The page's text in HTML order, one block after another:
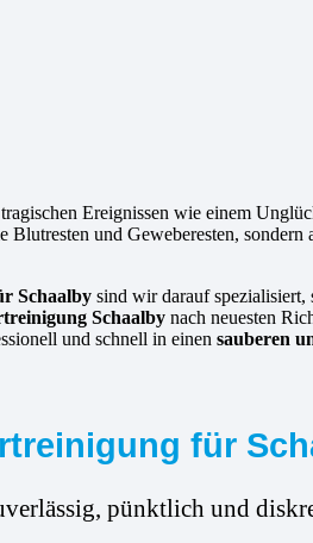
Ereignissen wie einem
und Geweberesten, sondern
Schaalby sind wir darauf spezialisiert,
Schaalby nach neuesten
und schnell in einen sauberen
für
pünktlich und